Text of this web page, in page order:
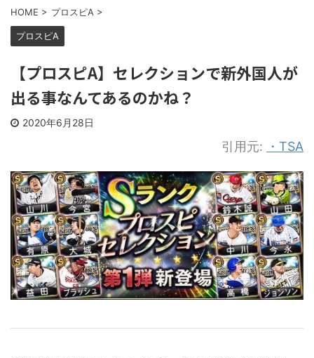
HOME > プロスピA >
プロスピA
【プロスピA】セレクションで新外国人が
出る事なんてあるのかね？
2020年6月28日
引用元: ・TSA